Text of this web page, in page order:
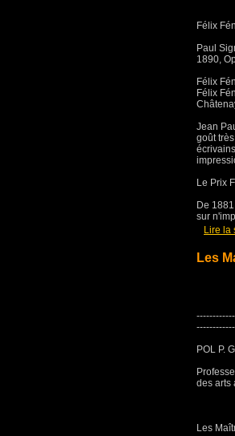
Félix
Paul
1890,
Félix
Félix
Jean
goût
Le Prix
De
sur
Lire la
Les
POL P.
des arts
Les